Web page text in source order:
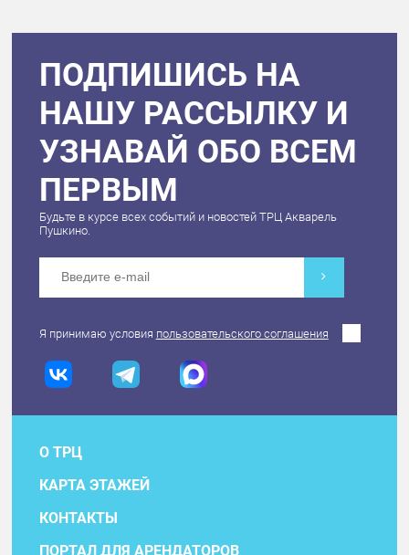
ПОДПИШИСЬ НА
НАШУ РАССЫЛКУ И
УЗНАВАЙ ОБО ВСЕМ
ПЕРВЫМ
Будьте в курсе всех событий и новостей ТРЦ Акварель
Пушкино.
Я принимаю условия пользовательского соглашения
О ТРЦ
КАРТА ЭТАЖЕЙ
КОНТАКТЫ
ПОРТАЛ ДЛЯ АРЕНДАТОРОВ